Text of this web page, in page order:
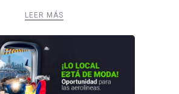
LEER MÁS